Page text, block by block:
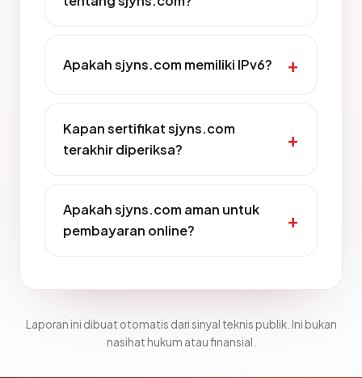
Apakah sjyns.com memiliki IPv6?
Kapan sertifikat sjyns.com
terakhir diperiksa?
Apakah sjyns.com aman untuk
pembayaran online?
Laporan ini dibuat otomatis dari sinyal teknis publik. Ini bukan
nasihat hukum atau finansial.